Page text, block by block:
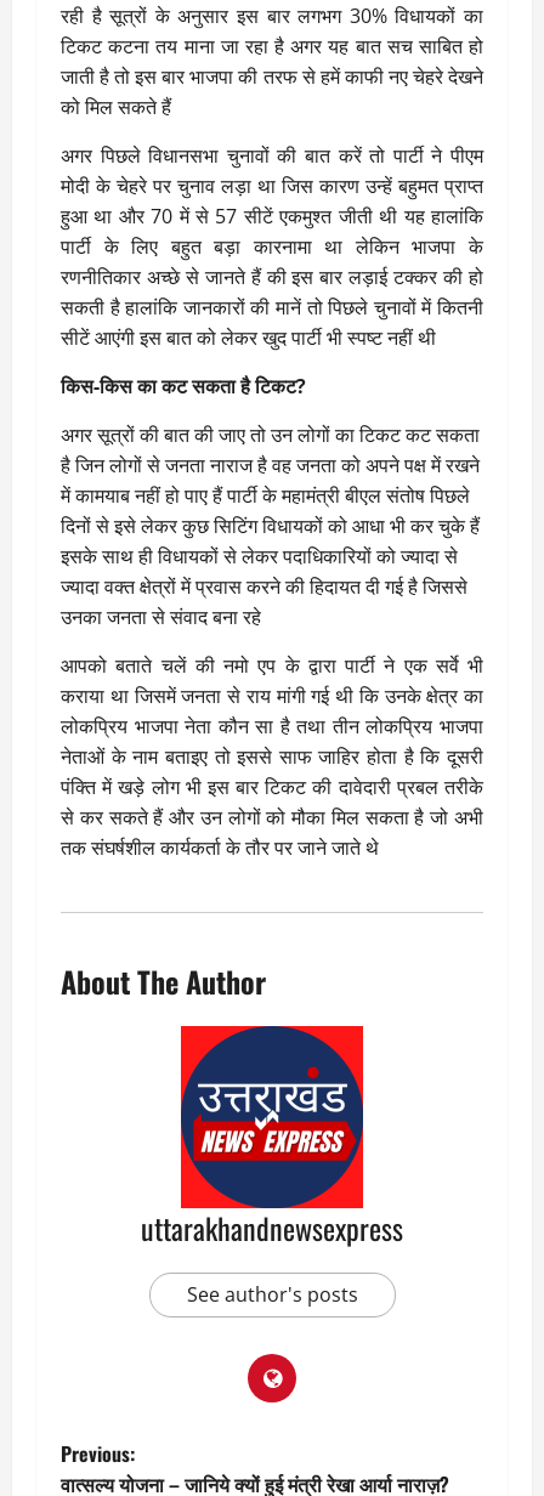
रही है सूत्रों के अनुसार इस बार लगभग 30% विधायकों का
टिकट कटना तय माना जा रहा है अगर यह बात सच साबित हो
जाती है तो इस बार भाजपा की तरफ से हमें काफी नए चेहरे देखने
को मिल सकते हैं
अगर पिछले विधानसभा चुनावों की बात करें तो पार्टी ने पीएम
मोदी के चेहरे पर चुनाव लड़ा था जिस कारण उन्हें बहुमत प्राप्त
हुआ था और 70 में से 57 सीटें एकमुश्त जीती थी यह हालांकि
पार्टी के लिए बहुत बड़ा कारनामा था लेकिन भाजपा के
रणनीतिकार अच्छे से जानते हैं की इस बार लड़ाई टक्कर की हो
सकती है हालांकि जानकारों की मानें तो पिछले चुनावों में कितनी
सीटें आएंगी इस बात को लेकर खुद पार्टी भी स्पष्ट नहीं थी
किस-किस का कट सकता है टिकट?
अगर सूत्रों की बात की जाए तो उन लोगों का टिकट कट सकता
है जिन लोगों से जनता नाराज है वह जनता को अपने पक्ष में रखने
में कामयाब नहीं हो पाए हैं पार्टी के महामंत्री बीएल संतोष पिछले
दिनों से इसे लेकर कुछ सिटिंग विधायकों को आधा भी कर चुके हैं
इसके साथ ही विधायकों से लेकर पदाधिकारियों को ज्यादा से
ज्यादा वक्त क्षेत्रों में प्रवास करने की हिदायत दी गई है जिससे
उनका जनता से संवाद बना रहे
आपको बताते चलें की नमो एप के द्वारा पार्टी ने एक सर्वे भी
कराया था जिसमें जनता से राय मांगी गई थी कि उनके क्षेत्र का
लोकप्रिय भाजपा नेता कौन सा है तथा तीन लोकप्रिय भाजपा
नेताओं के नाम बताइए तो इससे साफ जाहिर होता है कि दूसरी
पंक्ति में खड़े लोग भी इस बार टिकट की दावेदारी प्रबल तरीके
से कर सकते हैं और उन लोगों को मौका मिल सकता है जो अभी
तक संघर्षशील कार्यकर्ता के तौर पर जाने जाते थे
About The Author
uttarakhandnewsexpress
See author's posts
P
Previous:
वात्सल्य योजना – जानिये क्यों हुई मंत्री रेखा आर्या नाराज़?